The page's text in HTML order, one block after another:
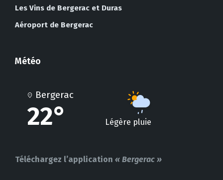
Les Vins de Bergerac et Duras
Aéroport de Bergerac
Météo
Bergerac
22° Légère pluie
Téléchargez l’application « Bergerac »